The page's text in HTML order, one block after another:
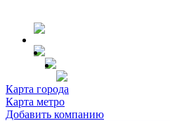
Карта города
Карта метро
Добавить компанию